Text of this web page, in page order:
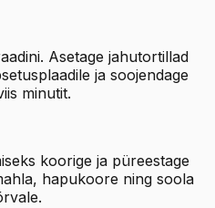
Asetage jahutortillad
ja soojendage
minutit.
koorige ja püreestage
hapukoore ning soola